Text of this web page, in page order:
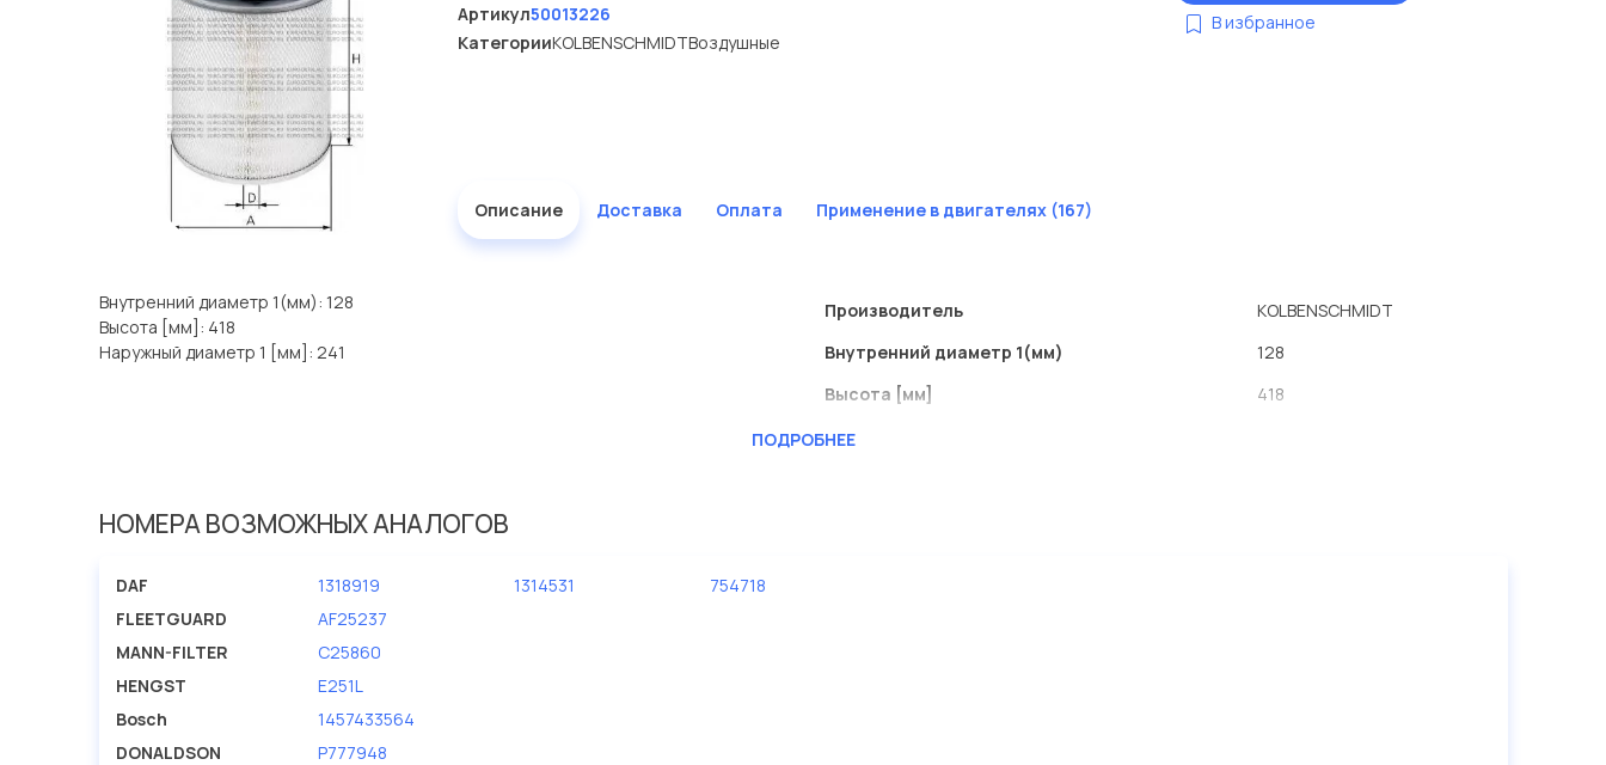
Артикул50013226
КатегорииKOLBENSCHMIDTВоздушные
В избранное
Описание Доставка Оплата Применение в двигателях (167)
Внутренний диаметр 1(мм): 128
Высота [мм]: 418
Наружный диаметр 1 [мм]: 241
Производитель
KOLBENSCHMIDT
Внутренний диаметр 1(мм)
128
Высота [мм]
418
Наружный диаметр 1 [мм]
ПОДРОБНЕЕ
НОМЕРА ВОЗМОЖНЫХ АНАЛОГОВ
DAF 1318919 1314531
754718
FLEETGUARD
AF25237
MANN-FILTER
C25860
HENGST
E251L
Bosch
1457433564
DONALDSON
P777948